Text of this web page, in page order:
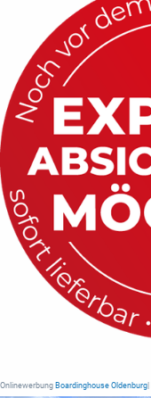
Onlinewerbung Boardinghouse Oldenburg